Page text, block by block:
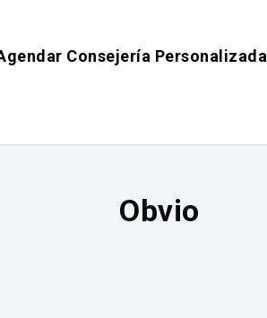
Consejería Personalizada
Obvio